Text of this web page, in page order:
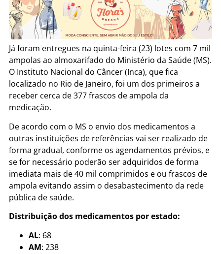
Já foram entregues na quinta-feira (23) lotes com 7 mil
ampolas ao almoxarifado do Ministério da Saúde (MS).
O Instituto Nacional do Câncer (Inca), que fica
localizado no Rio de Janeiro, foi um dos primeiros a
receber cerca de 377 frascos de ampola da
medicação.
De acordo com o MS o envio dos medicamentos a
outras instituições de referências vai ser realizado de
forma gradual, conforme os agendamentos prévios, e
se for necessário poderão ser adquiridos de forma
imediata mais de 40 mil comprimidos e ou frascos de
ampola evitando assim o desabastecimento da rede
pública de saúde.
Distribuição dos medicamentos por estado:
AL: 68
AM: 238